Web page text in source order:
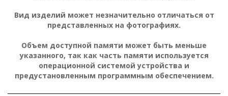
Вид изделий может незначительно отличаться от
представленных на фотографиях.
Объем доступной памяти может быть меньше
указанного, так как часть памяти используется
операционной системой устройства и
предустановленным программным обеспечением.